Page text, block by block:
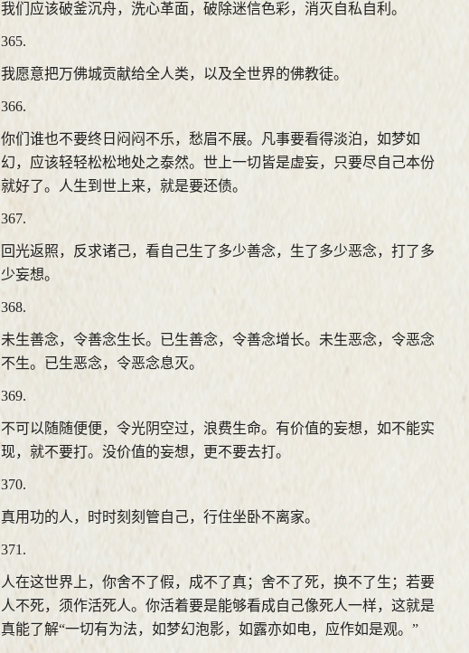
我们应该破釜沉舟，洗心革面，破除迷信色彩，消灭自私自利。
365.
我愿意把万佛城贡献给全人类，以及全世界的佛教徒。
366.
你们谁也不要终日闷闷不乐，愁眉不展。凡事要看得淡泊，如梦如
幻，应该轻轻松松地处之泰然。世上一切皆是虚妄，只要尽自己本份
就好了。人生到世上来，就是要还债。
367.
回光返照，反求诸己，看自己生了多少善念，生了多少恶念，打了多
少妄想。
368.
未生善念，令善念生长。已生善念，令善念增长。未生恶念，令恶念
不生。已生恶念，令恶念息灭。
369.
不可以随随便便，令光阴空过，浪费生命。有价值的妄想，如不能实
现，就不要打。没价值的妄想，更不要去打。
370.
真用功的人，时时刻刻管自己，行住坐卧不离家。
371.
人在这世界上，你舍不了假，成不了真；舍不了死，换不了生；若要
人不死，须作活死人。你活着要是能够看成自己像死人一样，这就是
真能了解“一切有为法，如梦幻泡影，如露亦如电，应作如是观。”